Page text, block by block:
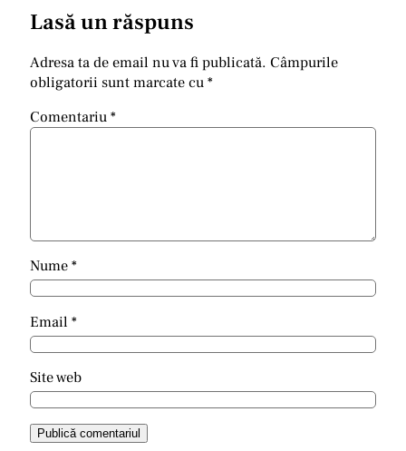
Lasă un răspuns
Adresa ta de email nu va fi publicată. Câmpurile
obligatorii sunt marcate cu*
Comentariu*
Nume*
Email *
Site web